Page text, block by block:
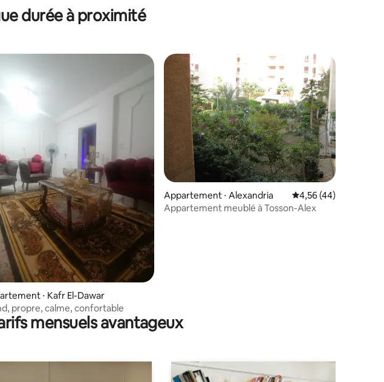
durée à proximité
⋅ Kafr El-Dawar
propre, calme, confortable
Appartement ⋅ Alexandria Évaluation moyenne
4,56 (44)
Appartement meublé à Tosson-Alex
mensuels avantageux